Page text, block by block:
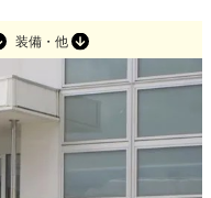
装備・他